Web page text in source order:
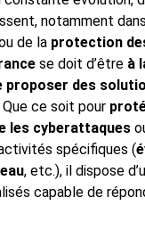
notamment
de la protection
se doit d’être à
proposer des
Que ce soit pour
les cyberattaques
spécifiques (
, etc.), il dispose
capable de